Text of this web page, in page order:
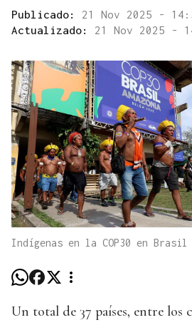
Publicado: 21 Nov 2025 -
Actualizado: 21 Nov 2025 -
Indígenas en la COP30 en Brasil
Un total de 37 países, entre los